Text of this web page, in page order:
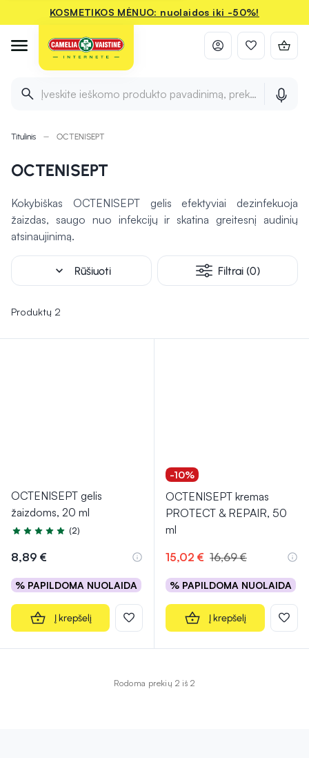
KOSMETIKOS MĖNUO: nuolaidos iki -50%!
Įveskite ieškomo produkto pavadinimą, prekės ženklą ir
Titulinis OCTENISEPT
OCTENISEPT
Kokybiškas OCTENISEPT gelis efektyviai dezinfekuoja
žaizdas, saugo nuo infekcijų ir skatina greitesnį audinių
atsinaujinimą.
expand_more Rūšiuoti Filtrai (0)
Produktų 2
OCTENISEPT gelis
žaizdoms, 20 ml
Įvertinimas 5.0 iš 5
(2)
8,89 €
% PAPILDOMA NUOLAIDA
Į krepšelį
-10%
OCTENISEPT kremas
PROTECT & REPAIR, 50
ml
15,02 € 16,69 €
% PAPILDOMA NUOLAIDA
Į krepšelį
Rodoma prekių 2 iš 2